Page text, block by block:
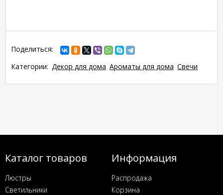
Поделиться:
Категории: Декор для дома Ароматы для дома Свечи
Каталог товаров
Люстры
Светильники
Информация
Распродажа
Корзина